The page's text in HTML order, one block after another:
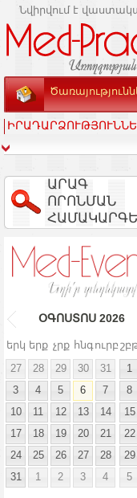
Նվիրվում է
ԱՐԱԳ
ՈՐՈՆՄԱՆ
ՕԳՈՍՏՈՍ 2026
երկ երք չրք հնգուրբ
27
28 29 30 31 1
3
4 5 6 7 8
10
11 12 13 14 15
17
18 19 20 21 22
24
25 26 27 28 29
31
1 2 3 4 5